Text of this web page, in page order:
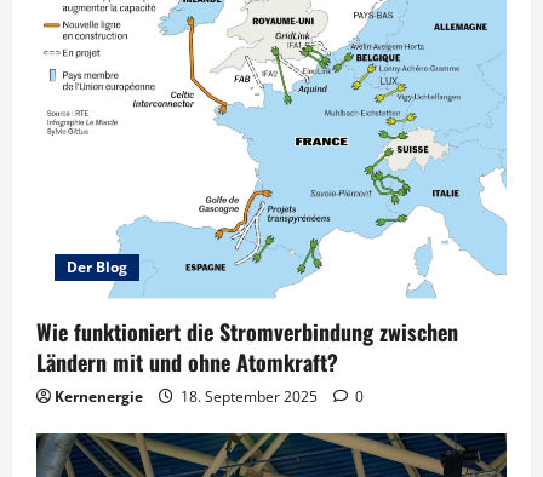
Der Blog
Wie funktioniert die Stromverbindung zwischen
Ländern mit und ohne Atomkraft?
Kernenergie 18. September 2025 0